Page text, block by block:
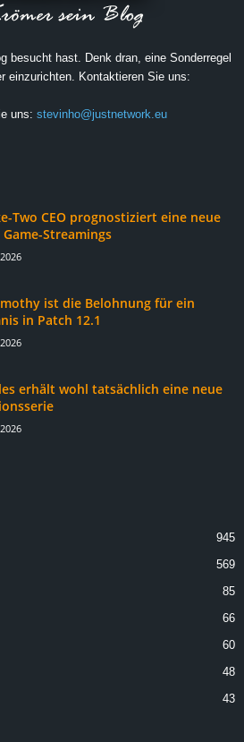
besucht hast. Denk dran, eine Sonderregel
einzurichten. Kontaktieren Sie uns:
uns: stevinho@justnetwork.eu
Two CEO prognostiziert eine neue
Game-Streamings
ist die Belohnung für ein
in Patch 12.1
erhält wohl tatsächlich eine neue
945
569
85
66
60
48
43